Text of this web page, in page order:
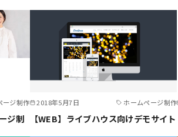
ージ制作
ジ制
2018年5月7日 ホームページ制作
【WEB】ライブハウス向けデモサイト